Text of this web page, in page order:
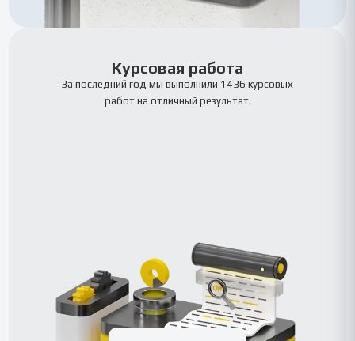
Курсовая работа
За последний год мы выполнили 1436 курсовых
работ на отличный результат.